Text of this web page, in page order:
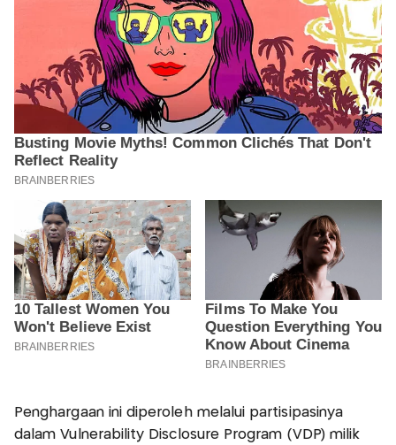
Penghargaan ini diperoleh melalui partisipasinya
dalam Vulnerability Disclosure Program (VDP) milik